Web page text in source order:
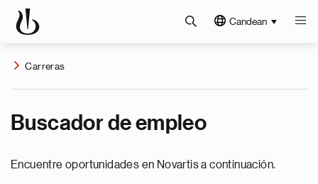
Candean
Carreras
Buscador de empleo
Encuentre oportunidades en Novartis a continuación.